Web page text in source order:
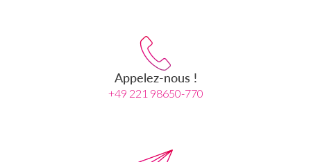
Appelez-nous !
+49 221 98650-770